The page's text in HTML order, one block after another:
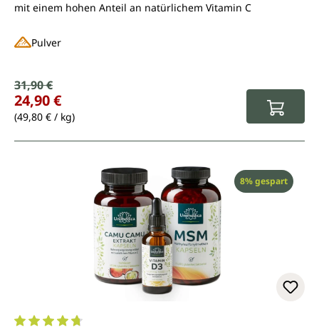
mit einem hohen Anteil an natürlichem Vitamin C
Pulver
Verkaufspreis:
Regulärer Preis:
31,90 €
24,90 €
(49,80 € / kg)
Rabatt
8% gespart